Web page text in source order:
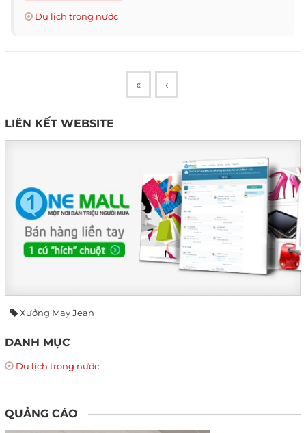
Du lịch trong nước
« ‹
LIÊN KẾT WEBSITE
Xưởng May Jean
DANH MỤC
Du lịch trong nước
QUẢNG CÁO